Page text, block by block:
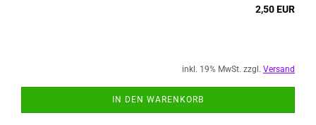
2,50 EUR
inkl. 19% MwSt. zzgl. Versand
IN DEN WARENKORB